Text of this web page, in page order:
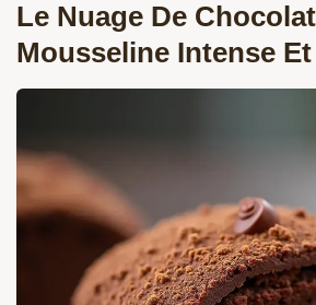
Le Nuage De
Mousseline Intense